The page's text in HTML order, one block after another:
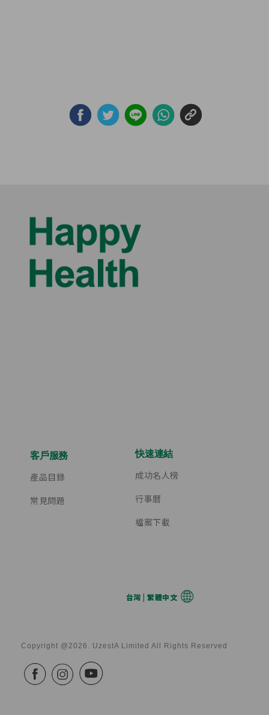
客戶服務
產品目錄
常見問題
快速連結
成功名人榜
行事曆
檔案下載
台灣 | 繁體中文
Copyright @2026. UzestA Limited All Rights Reserved